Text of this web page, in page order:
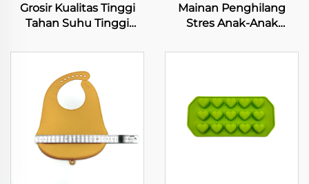
Grosir Kualitas Tinggi
Tahan Suhu Tinggi
Bebas BPA Tabung
Silicone Medis Bahan
Makanan Grade Selang
Mainan Penghilang
Stres Anak-Anak
Penenang Dorongan